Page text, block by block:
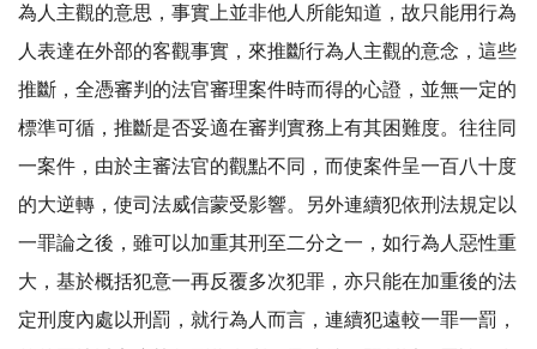
為人主觀的意思，事實上並非他人所能知道，故只能用行為
人表達在外部的客觀事實，來推斷行為人主觀的意念，這些
推斷，全憑審判的法官審理案件時而得的心證，並無一定的
標準可循，推斷是否妥適在審判實務上有其困難度。往往同
一案件，由於主審法官的觀點不同，而使案件呈一百八十度
的大逆轉，使司法威信蒙受影響。另外連續犯依刑法規定以
一罪論之後，雖可以加重其刑至二分之一，如行為人惡性重
大，基於概括犯意一再反覆多次犯罪，亦只能在加重後的法
定刑度內處以刑罰，就行為人而言，連續犯遠較一罪一罰，